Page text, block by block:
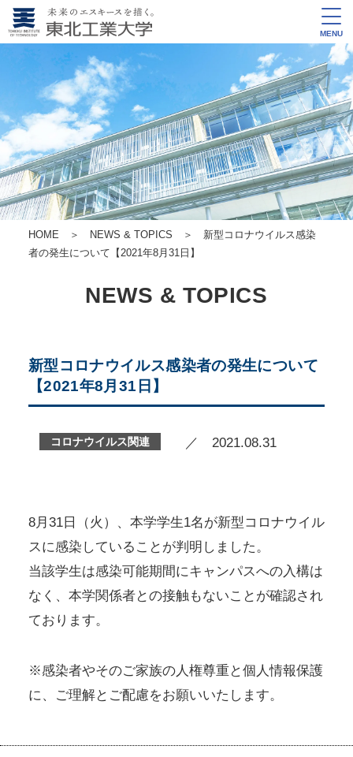
MENU
HOME ＞ NEWS & TOPICS ＞ 新型コロナウイルス感染
者の発生について【2021年8月31日】
NEWS & TOPICS
新型コロナウイルス感染者の発生について
【2021年8月31日】
コロナウイルス関連 ／ 2021.08.31
8月31日（火）、本学学生1名が新型コロナウイル
スに感染していることが判明しました。
当該学生は感染可能期間にキャンパスへの入構は
なく、本学関係者との接触もないことが確認され
ております。
※感染者やそのご家族の人権尊重と個人情報保護
に、ご理解とご配慮をお願いいたします。